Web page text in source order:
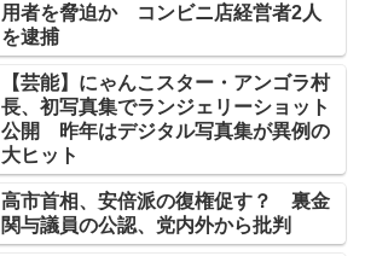
用者を脅迫か コンビニ店経営者2人
を逮捕
【芸能】にゃんこスター・アンゴラ村
長、初写真集でランジェリーショット
公開 昨年はデジタル写真集が異例の
大ヒット
高市首相、安倍派の復権促す？ 裏金
関与議員の公認、党内外から批判